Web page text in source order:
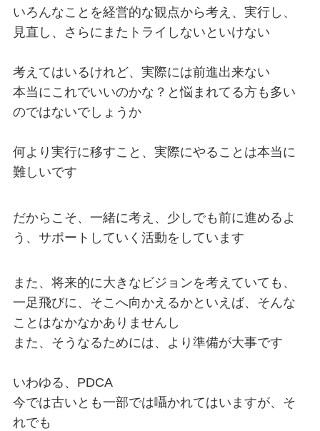
いろんなことを経営的な観点から考え、実行し、
見直し、さらにまたトライしないといけない
考えてはいるけれど、実際には前進出来ない
本当にこれでいいのかな？と悩まれてる方も多い
のではないでしょうか
何より実行に移すこと、実際にやることは本当に
難しいです
だからこそ、一緒に考え、少しでも前に進めるよ
う、サポートしていく活動をしています
また、将来的に大きなビジョンを考えていても、
一足飛びに、そこへ向かえるかといえば、そんな
ことはなかなかありませんし
また、そうなるためには、より準備が大事です
いわゆる、PDCA
今では古いとも一部では囁かれてはいますが、そ
れでも